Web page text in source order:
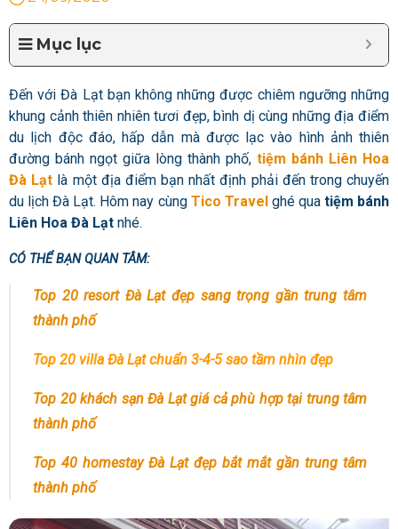
Mục lục
Đến với Đà Lạt bạn không những được chiêm ngưỡng những
khung cảnh thiên nhiên tươi đẹp, bình dị cùng những địa điểm
du lịch độc đáo, hấp dẫn mà được lạc vào hình ảnh thiên
đường bánh ngọt giữa lòng thành phố, tiệm bánh Liên Hoa
Đà Lạt là một địa điểm bạn nhất định phải đến trong chuyến
du lịch Đà Lạt. Hôm nay cùng Tico Travelghé qua tiệm bánh
Liên Hoa Đà Lạt nhé.
CÓ THỂ BẠN QUAN TÂM:
Top 20 resort Đà Lạt đẹp sang trọng gần trung tâm
thành phố
Top 20 villa Đà Lạt chuẩn 3-4-5 sao tầm nhìn đẹp
Top 20 khách sạn Đà Lạt giá cả phù hợp tại trung tâm
thành phố
Top 40 homestay Đà Lạt đẹp bắt mắt gần trung tâm
thành phố